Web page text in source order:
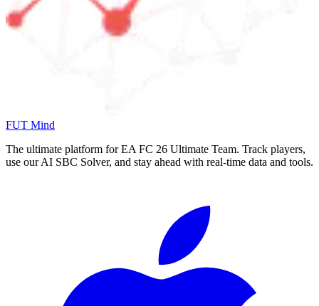
FUT Mind
The ultimate platform for EA FC 26 Ultimate Team. Track players,
use our AI SBC Solver, and stay ahead with real-time data and tools.